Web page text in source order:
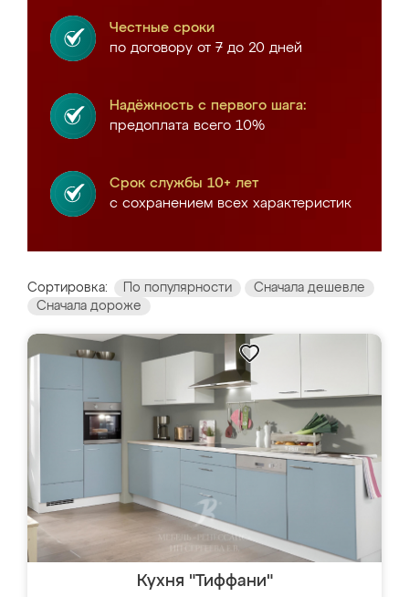
Честные сроки
по договору от 7 до 20 дней
Надёжность с первого шага:
предоплата всего 10%
Срок службы 10+ лет
с сохранением всех характеристик
Сортировка: По популярности
Сначала дешевле
Сначала дороже
Кухня "Тиффани"